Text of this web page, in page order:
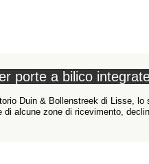
porte a bilico
Duin & Bollenstreek di Lisse,
di alcune zone di ricevimento,